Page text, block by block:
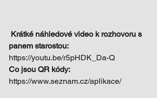
Krátké náhledové video k rozhovoru s
panem starostou:
https://youtu.be/r5pHDK_Da-Q
Co jsou QR kódy:
https://www.seznam.cz/aplikace/